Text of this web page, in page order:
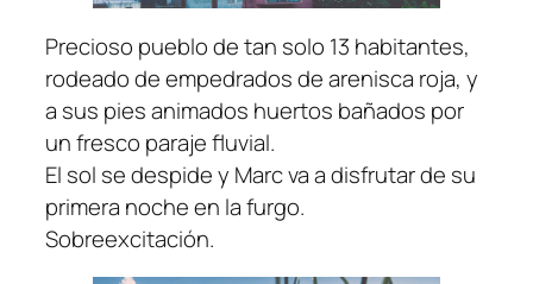
Precioso pueblo de tan solo 13 habitantes,
rodeado de empedrados de arenisca roja, y
a sus pies animados huertos bañados por
un fresco paraje fluvial.
El sol se despide y Marc va a disfrutar de su
primera noche en la furgo.
Sobreexcitación.